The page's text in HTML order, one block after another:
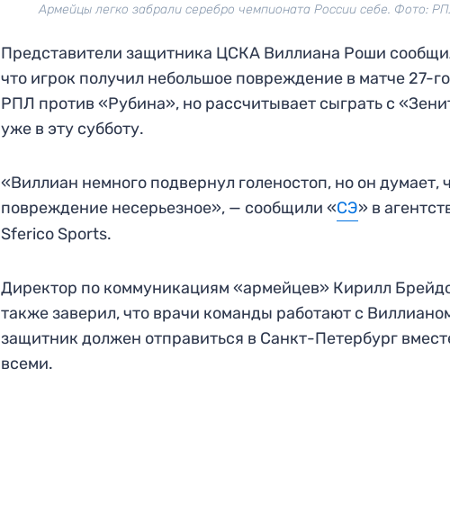
Армейцы легко забрали серебро чемпионата России себе. Фото:
Представители защитника ЦСКА Виллиана Роши
что игрок получил небольшое повреждение в матче 27-
РПЛ против «Рубина», но рассчитывает сыграть с
уже в эту субботу.
«Виллиан немного подвернул голеностоп, но он думает,
повреждение несерьезное», — сообщили «СЭ» в
Sferico Sports.
Директор по коммуникациям «армейцев» Кирилл
также заверил, что врачи команды работают с
защитник должен отправиться в Санкт-Петербург
всеми.